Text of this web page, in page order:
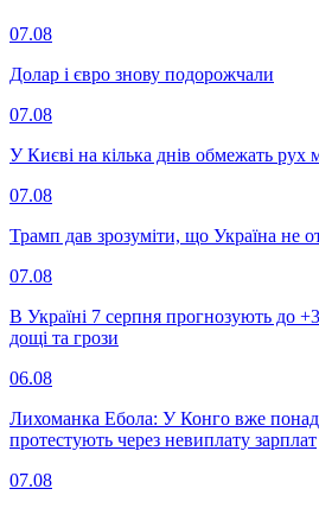
07.08
Долар і євро знову подорожчали
07.08
У Києві на кілька днів обмежать рух
07.08
Трамп дав зрозуміти, що Україна не
07.08
В Україні 7 серпня прогнозують до
дощі та грози
06.08
Лихоманка Ебола: У Конго вже
протестують через невиплату зарплат
07.08